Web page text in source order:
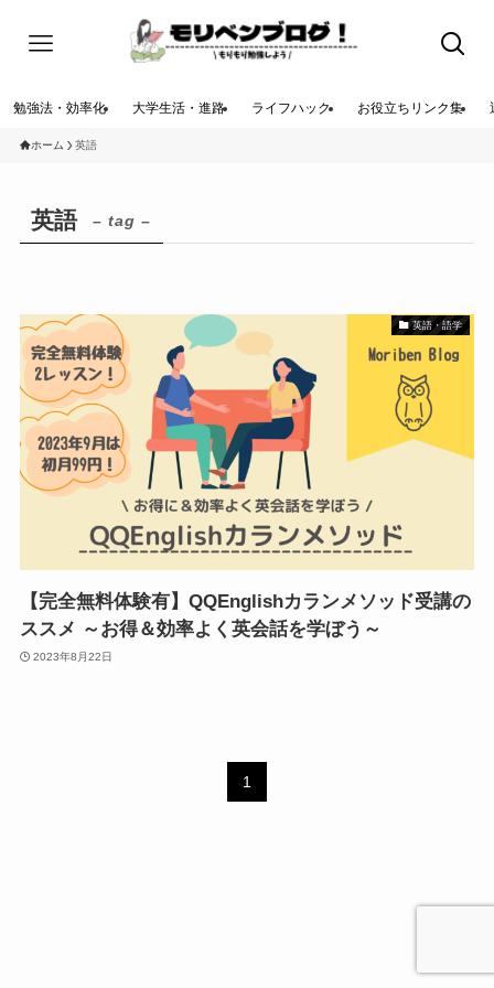
勉強法・効率化 大学生活・進路 ライフハック お役立ちリンク集
ホーム 英語
英語 – tag –
英語・語学
【完全無料体験有】QQEnglishカランメソッド受講の
ススメ ～お得＆効率よく英会話を学ぼう～
2023年8月22日
1